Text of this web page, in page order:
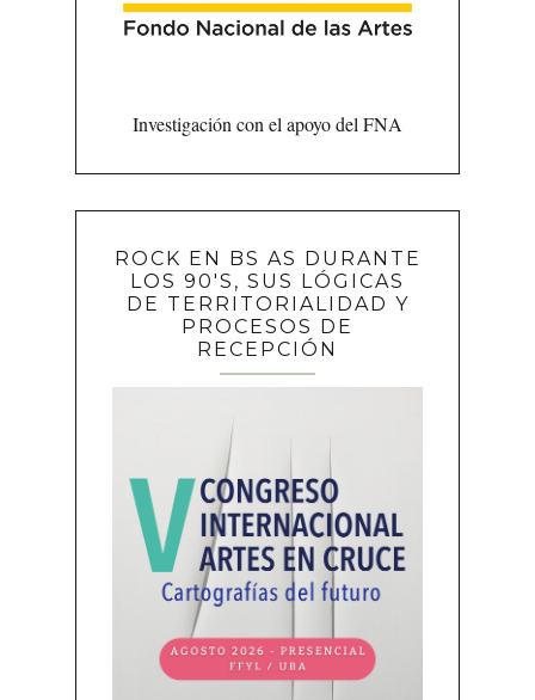
Investigación con el apoyo del FNA
ROCK EN BS AS DURANTE
LOS 90'S, SUS LÓGICAS
DE TERRITORIALIDAD Y
PROCESOS DE
RECEPCIÓN